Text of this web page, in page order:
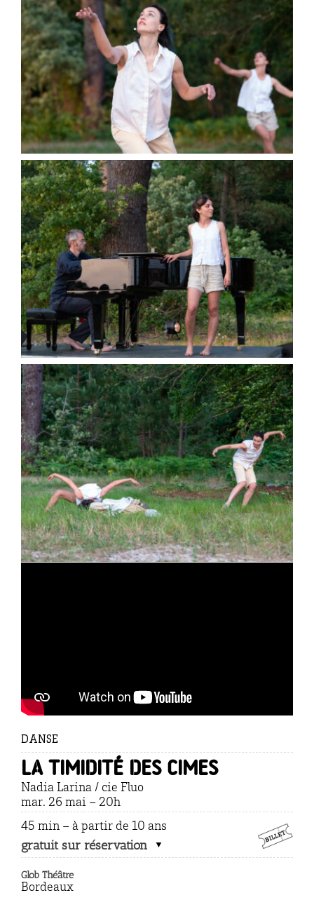
DANSE
LA TIMIDITÉ DES CIMES
Nadia Larina / cie Fluo
mar. 26 mai – 20h
45 min – à partir de 10 ans
gratuit sur réservation
Glob Théâtre
Bordeaux